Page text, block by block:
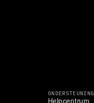
ONDERSTEUNING
Helpcentrum